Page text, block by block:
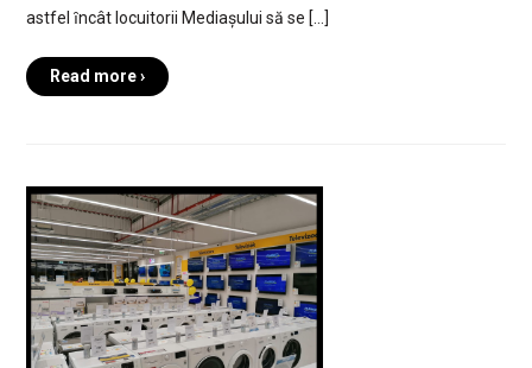
astfel ȋncât locuitorii Mediașului să se […]
Read more ›